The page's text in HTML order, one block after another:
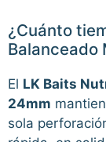
¿Cuánto
Balanceado
El LK Baits
24mm
sola